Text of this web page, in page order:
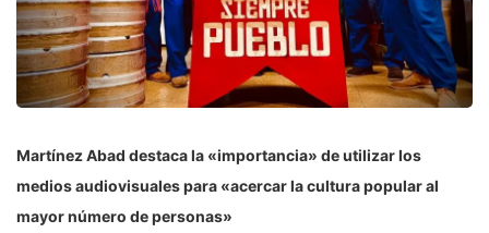
Martínez Abad destaca la «importancia» de utilizar los
medios audiovisuales para «acercar la cultura popular al
mayor número de personas»